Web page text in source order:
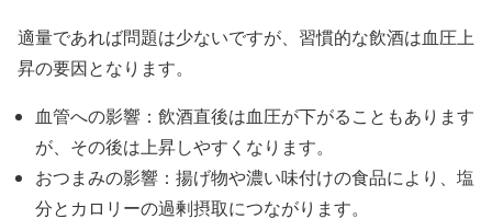
適量であれば問題は少ないですが、習慣的な飲酒は血圧上
昇の要因となります。
血管への影響：飲酒直後は血圧が下がることもあります
が、その後は上昇しやすくなります。
おつまみの影響：揚げ物や濃い味付けの食品により、塩
分とカロリーの過剰摂取につながります。